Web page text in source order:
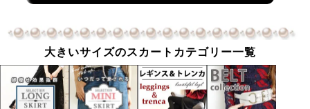
大きいサイズのスカートカテゴリー一覧